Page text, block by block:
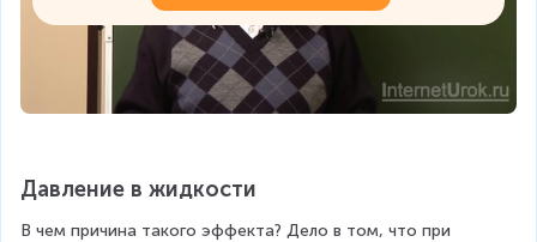
Давление в жидкости
В чем причина такого эффекта? Дело в том, что при